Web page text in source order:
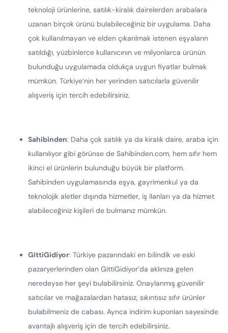
teknoloji ürünlerine, satılık-kiralık dairelerden arabalara
uzanan birçok ürünü bulabileceğiniz bir uygulama. Daha
çok kullanılmayan ve elden çıkarılmak istenen eşyaların
satıldığı, yüzbinlerce kullanıcının ve milyonlarca ürünün
bulunduğu uygulamada oldukça uygun fiyatlar bulmak
mümkün. Türkiye’nin her yerinden satıcılarla güvenilir
alışveriş için tercih edebilirsiniz.
Sahibinden: Daha çok satılık ya da kiralık daire, araba için
kullanılıyor gibi görünse de Sahibinden.com, hem sıfır hem
ikinci el ürünlerin bulunduğu büyük bir platform.
Sahibinden uygulamasında eşya, gayrimenkul ya da
teknolojik aletler dışında hizmetler, iş ilanları ya da hizmet
alabileceğiniz kişileri de bulmanız mümkün.
GittiGidiyor: Türkiye pazarındaki en bilindik ve eski
pazaryerlerinden olan GittiGidiyor’da aklınıza gelen
neredeyse her şeyi bulabilirsiniz. Onaylanmış güvenilir
satıcılar ve mağazalardan hatasız, sıkıntısız sıfır ürünler
bulabilmeniz de cabası. Ayrıca indirim kuponları sayesinde
avantajlı alışveriş için de tercih edebilirsiniz.